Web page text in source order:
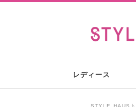
レディース
STYLE HAUS